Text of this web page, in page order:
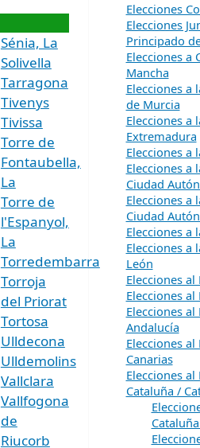
Sénia, La
Solivella
Tarragona
Tivenys
Tivissa
Torre de
Fontaubella,
La
Torre de
l'Espanyol,
La
Torredembarra
Torroja
del Priorat
Tortosa
Ulldecona
Ulldemolins
Vallclara
Vallfogona
de
Riucorb
Elecciones
Elecciones
Principado
Elecciones a
Mancha
Elecciones a
de Murcia
Elecciones a
Extremadura
Elecciones a
Elecciones a
Ciudad
Elecciones a
Ciudad
Elecciones a
Elecciones a
León
Elecciones
Elecciones
Elecciones
Andalucía
Elecciones
Canarias
Elecciones
Cataluña /